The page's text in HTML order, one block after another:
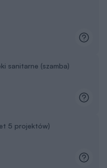
sanitarne (szamba)
5 projektów)